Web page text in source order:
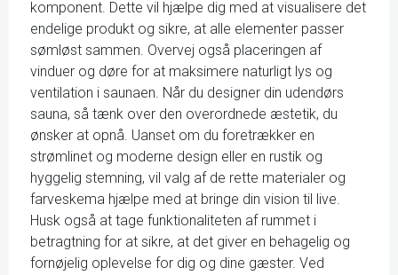
komponent. Dette vil hjælpe dig med at visualisere det
endelige produkt og sikre, at alle elementer passer
sømløst sammen. Overvej også placeringen af
vinduer og døre for at maksimere naturligt lys og
ventilation i saunaen. Når du designer din udendørs
sauna, så tænk over den overordnede æstetik, du
ønsker at opnå. Uanset om du foretrækker en
strømlinet og moderne design eller en rustik og
hyggelig stemning, vil valg af de rette materialer og
farveskema hjælpe med at bringe din vision til live.
Husk også at tage funktionaliteten af rummet i
betragtning for at sikre, at det giver en behagelig og
fornøjelig oplevelse for dig og dine gæster. Ved